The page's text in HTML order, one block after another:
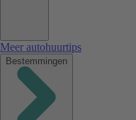
Meer autohuurtips
Bestemmingen